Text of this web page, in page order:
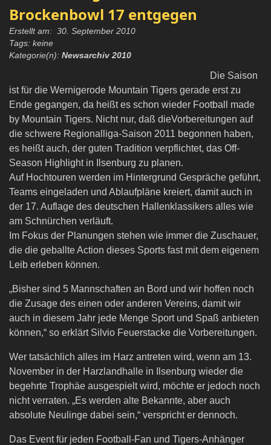
Brockenbowl 17 entgegen
Erstellt am: 30. September 2010
Tags: keine
Kategorie(n): Newsarchiv 2010
Die Saison
ist für die Wernigerode Mountain Tigers gerade erst zu
Ende gegangen, da heißt es schon wieder Football made
by Mountain Tigers. Nicht nur, daß dieVorbereitungen auf
die schwere Regionalliga-Saison 2011 begonnen haben,
es heißt auch, der guten Tradition verpflichtet, das Off-
Season Highlight in Ilsenburg zu planen.
Auf Hochtouren werden im Hintergrund Gespräche geführt,
Teams eingeladen und Ablaufpläne kreiert, damit auch in
der 17. Auflage des deutschen Hallenklassikers alles wie
am Schnürchen verläuft.
Im Fokus der Planungen stehen wie immer die Zuschauer,
die die geballte Action dieses Sports fast mit dem eigenem
Leib erleben können.
„Bisher sind 5 Mannschaften an Bord und wir hoffen noch
die Zusage des einen oder anderen Vereins, damit wir
auch in diesem Jahr jede Menge Sport und Spaß anbieten
können,“ so erklärt Silvio Feuerstacke die Vorbereitungen.
Wer tatsächlich alles im Harz antreten wird, wenn am 13.
November in der Harzlandhalle in Ilsenburg wieder die
begehrte Trophäe ausgespielt wird, möchte er jedoch noch
nicht verraten. „Es werden alte Bekannte, aber auch
absolute Neulinge dabei sein,“ verspricht er dennoch.
Das Event für jeden Football-Fan und Tigers-Anhänger